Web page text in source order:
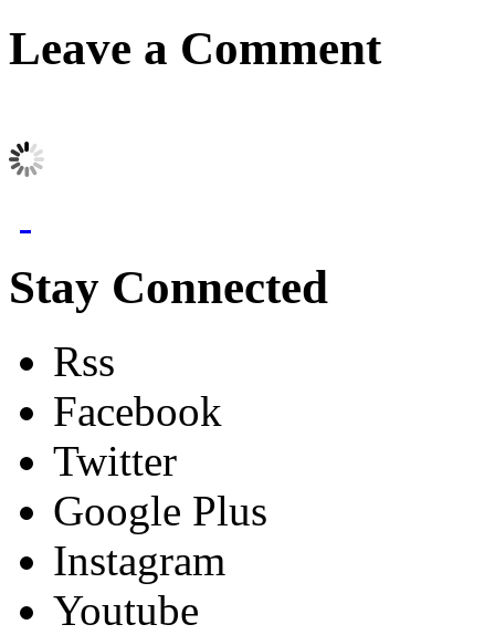
Leave a Comment
Stay Connected
Rss
Facebook
Twitter
Google Plus
Instagram
Youtube